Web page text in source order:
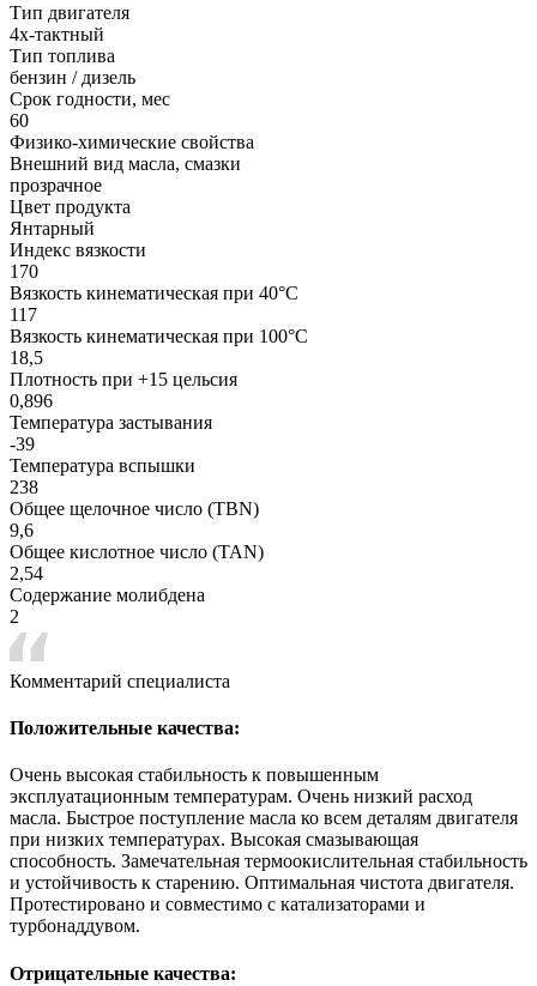
Тип двигателя
4х-тактный
Тип топлива
бензин / дизель
Срок годности, мес
60
Физико-химические свойства
Внешний вид масла, смазки
прозрачное
Цвет продукта
Янтарный
Индекс вязкости
170
Вязкость кинематическая при 40°С
117
Вязкость кинематическая при 100°С
18,5
Плотность при +15 цельсия
0,896
Температура застывания
-39
Температура вспышки
238
Общее щелочное число (TBN)
9,6
Общее кислотное число (TAN)
2,54
Содержание молибдена
2
Комментарий специалиста
Положительные качества:
Очень высокая стабильность к повышенным
эксплуатационным температурам. Очень низкий расход
масла. Быстрое поступление масла ко всем деталям двигателя
при низких температурах. Высокая смазывающая
способность. Замечательная термоокислительная стабильность
и устойчивость к старению. Оптимальная чистота двигателя.
Протестировано и совместимо с катализаторами и
турбонаддувом.
Отрицательные качества: